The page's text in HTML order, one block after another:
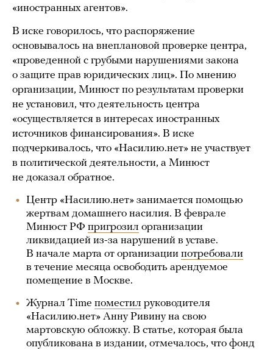
«иностранных агентов».
В иске говорилось, что распоряжение
основывалось на внеплановой проверке центра,
«проведенной с грубыми нарушениями закона
о защите прав юридических лиц». По мнению
организации, Минюст по результатам проверки
не установил, что деятельность центра
«осуществляется в интересах иностранных
источников финансирования». В иске
подчеркивалось, что «Насилию.нет» не участвует
в политической деятельности, а Минюст
не доказал обратное.
Центр «Насилию.нет» занимается помощью
жертвам домашнего насилия. В феврале
Минюст РФ пригрозил организации
ликвидацией из-за нарушений в уставе.
В начале марта от организации потребовали
в течение месяца освободить арендуемое
помещение в Москве.
Журнал Time поместил руководителя
«Насилию.нет» Анну Ривину на свою
мартовскую обложку. В статье, которая была
опубликована в издании, отмечалось, что фонд